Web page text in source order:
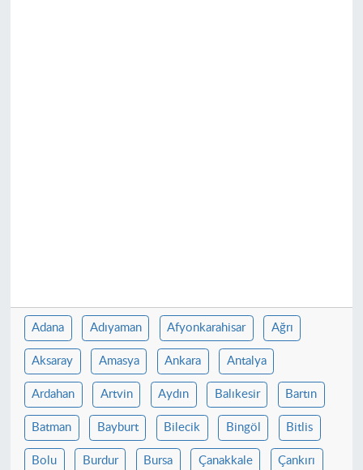
Adana Adıyaman Afyonkarahisar Ağrı
Aksaray Amasya Ankara Antalya
Ardahan Artvin Aydın Balıkesir Bartın
Batman Bayburt Bilecik Bingöl Bitlis
Bolu Burdur Bursa Çanakkale Çankırı